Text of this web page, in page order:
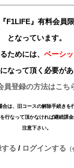
F1LIFE』有料会員
となっています。
ためには、 ベーシ
になって頂く必要があ
員登録の方法はこち
は、旧コースの解除手続きを
行なって頂かなければ継続課
注意下さい。
る / ログインする